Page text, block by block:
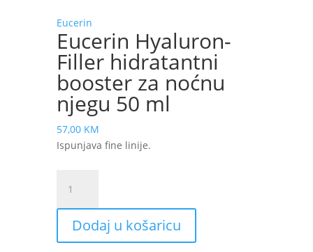
Eucerin
Eucerin Hyaluron-
Filler hidratantni
booster za noćnu
njegu 50 ml
57,00 KM
Ispunjava fine linije.
Hyaluron-
Filler
hidratantni
booster
Dodaj u košaricu